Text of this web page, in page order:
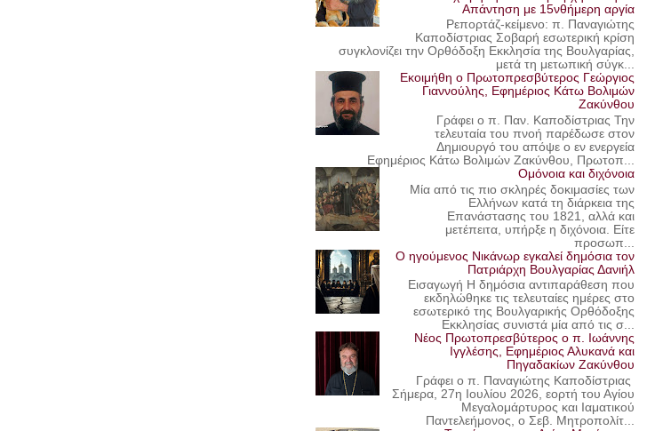
Απάντηση με 15νθήμερη αργία
Ρεπορτάζ-κείμενο: π. Παναγιώτης
Καποδίστριας Σοβαρή εσωτερική κρίση
συγκλονίζει την Ορθόδοξη Εκκλησία της Βουλγαρίας,
μετά τη μετωπική σύγκ...
Εκοιμήθη ο Πρωτοπρεσβύτερος Γεώργιος
Γιαννούλης, Εφημέριος Κάτω Βολιμών
Ζακύνθου
Γράφει ο π. Παν. Καποδίστριας Την
τελευταία του πνοή παρέδωσε στον
Δημιουργό του απόψε ο εν ενεργεία
Εφημέριος Κάτω Βολιμών Ζακύνθου, Πρωτοπ...
Ομόνοια και διχόνοια
Μία από τις πιο σκληρές δοκιμασίες των
Ελλήνων κατά τη διάρκεια της
Επανάστασης του 1821, αλλά και
μετέπειτα, υπήρξε η διχόνοια. Είτε
προσωπ...
Ο ηγούμενος Νικάνωρ εγκαλεί δημόσια τον
Πατριάρχη Βουλγαρίας Δανιήλ
Εισαγωγή Η δημόσια αντιπαράθεση που
εκδηλώθηκε τις τελευταίες ημέρες στο
εσωτερικό της Βουλγαρικής Ορθόδοξης
Εκκλησίας συνιστά μία από τις σ...
Νέος Πρωτοπρεσβύτερος ο π. Ιωάννης
Ιγγλέσης, Εφημέριος Αλυκανά και
Πηγαδακίων Ζακύνθου
Γράφει ο π. Παναγιώτης Καποδίστριας
Σήμερα, 27η Ιουλίου 2026, εορτή του Αγίου
Μεγαλομάρτυρος και Ιαματικού
Παντελεήμονος, ο Σεβ. Μητροπολίτ...